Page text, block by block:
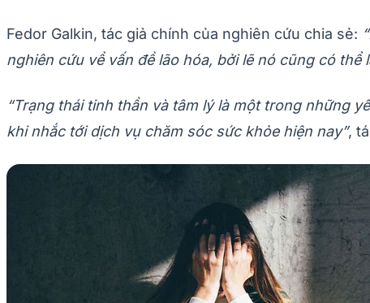
Fedor Galkin, tác giả chính của nghiên cứu chia sẻ:
nghiên cứu về vấn đề lão hóa, bởi lẽ nó cũng có
“Trạng thái tinh thần và tâm lý là một trong những
khi nhắc tới dịch vụ chăm sóc sức khỏe hiện nay”,